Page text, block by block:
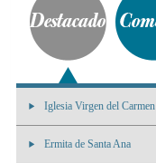
Iglesia Virgen del Carmen
Ermita de Santa Ana